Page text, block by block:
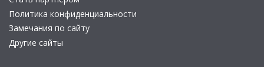
Политика конфиденциальности
Замечания по сайту
Другие сайты